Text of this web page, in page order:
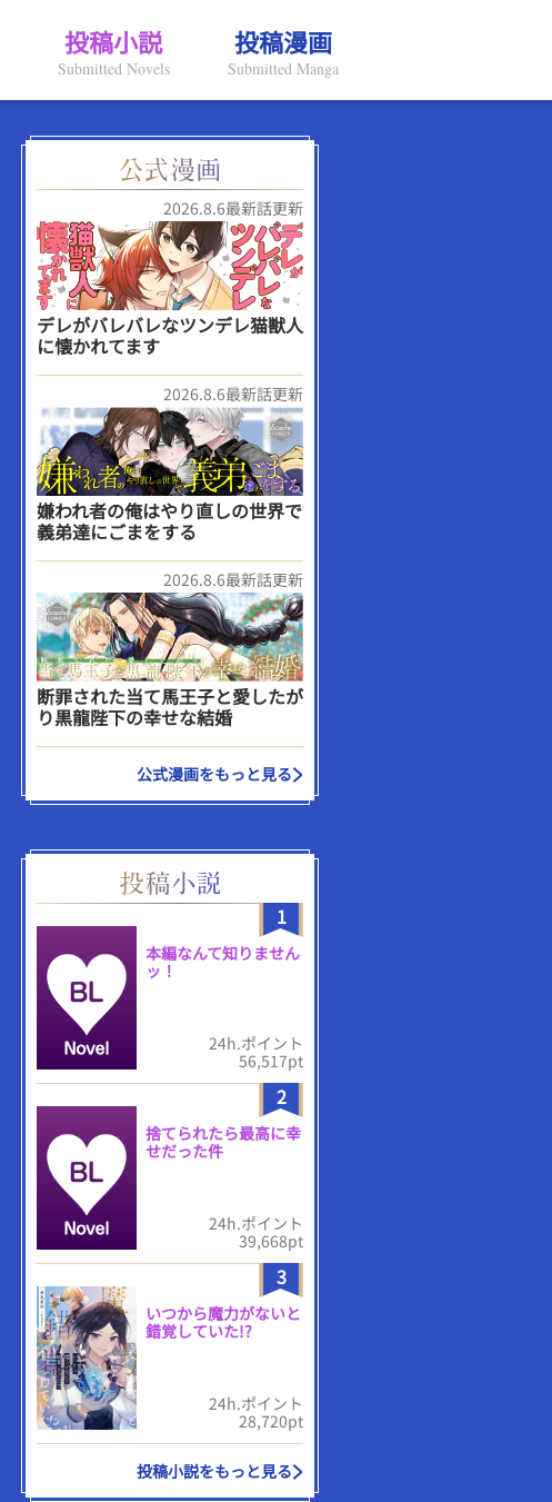
投稿小説
Submitted Novels
投稿漫画
Submitted Manga
2026.8.6最新話更新
デレがバレバレなツンデレ猫獣人
に懐かれてます
2026.8.6最新話更新
嫌われ者の俺はやり直しの世界で
義弟達にごまをする
2026.8.6最新話更新
断罪された当て馬王子と愛したが
り黒龍陛下の幸せな結婚
公式漫画をもっと見る
1
本編なんて知りません
ッ！
24h.ポイント
56,517pt
2
捨てられたら最高に幸
せだった件
24h.ポイント
39,668pt
3
いつから魔力がないと
錯覚していた!?
24h.ポイント
28,720pt
投稿小説をもっと見る